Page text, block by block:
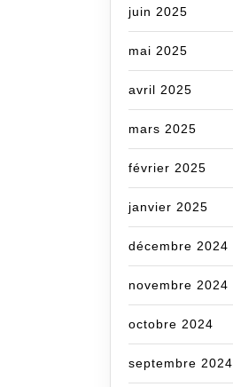
juin 2025
mai 2025
avril 2025
mars 2025
février 2025
janvier 2025
décembre 2024
novembre 2024
octobre 2024
septembre 2024